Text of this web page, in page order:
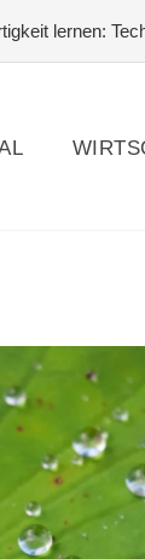
Techniken